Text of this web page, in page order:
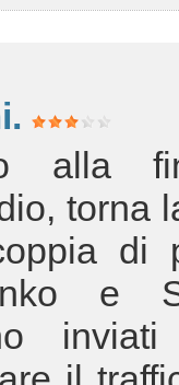
alla
torna
di
e